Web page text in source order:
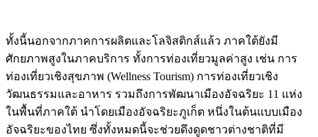
ทั้งนี้นอกจากภาคการผลิตและโลจิสติกส์แล้ว ภาคใต้ยังมี
ศักยภาพสูงในภาคบริการ ทั้งการท่องเที่ยวมูลค่าสูง เช่น การ
ท่องเที่ยวเชิงสุขภาพ (Wellness Tourism) การท่องเที่ยวเชิง
วัฒนธรรมและอาหาร รวมถึงการพัฒนาเมืองอัจฉริยะ 11 แห่ง
ในพื้นที่ภาคใต้ นำโดยเมืองอัจฉริยะภูเก็ต หนึ่งในต้นแบบเมือง
อัจฉริยะของไทย ซึ่งทั้งหมดนี้จะช่วยดึงดูดชาวต่างชาติที่มี